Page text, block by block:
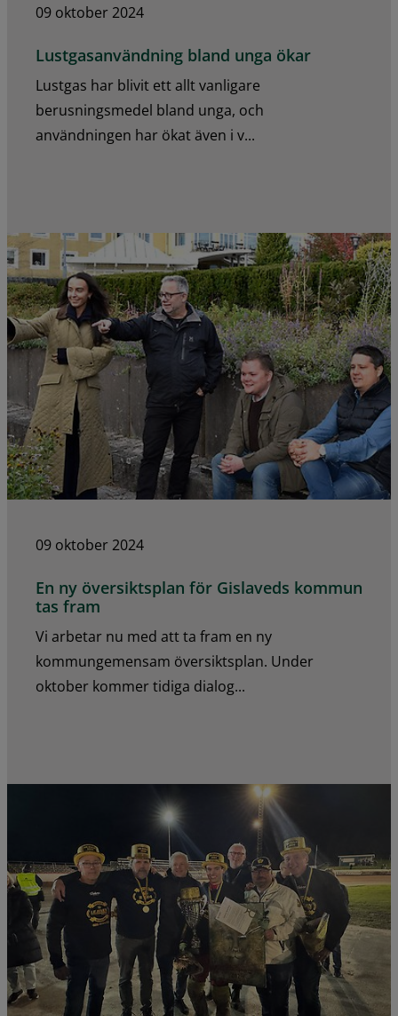
09 oktober 2024
Lustgasanvändning bland unga ökar
Lustgas har blivit ett allt vanligare
berusningsmedel bland unga, och
användningen har ökat även i v...
09 oktober 2024
En ny översiktsplan för Gislaveds kommun
tas fram
Vi arbetar nu med att ta fram en ny
kommungemensam översiktsplan. Under
oktober kommer tidiga dialog...